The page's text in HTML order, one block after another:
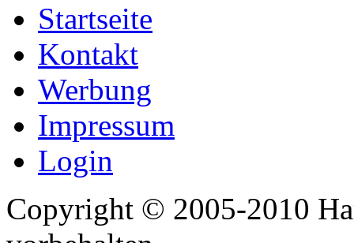
Startseite
Kontakt
Werbung
Impressum
Login
Copyright © 2005-2010